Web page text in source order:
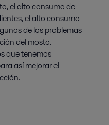
el alto consumo de
el alto consumo
de los problemas
del mosto.
que tenemos
así mejorar el